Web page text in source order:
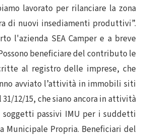
lavorato per rilanciare la zona
di nuovi insediamenti produttivi”.
l'azienda SEA Camper e a breve
beneficiare del contributo le
al registro delle imprese, che
avviato l’attività in immobili siti
12/15, che siano ancora in attività
passivi IMU per i suddetti
Propria. Beneficiari del